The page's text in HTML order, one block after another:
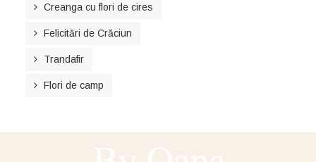
Creanga cu flori de cires
Felicitări de Crăciun
Trandafir
Flori de camp